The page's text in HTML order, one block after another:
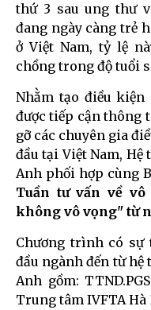
thứ 3 sau ung thư
đang ngày càng trẻ
ở Việt Nam, tỷ lệ
chồng trong độ tuổi
Nhằm tạo điều
được tiếp cận thông
gỡ các chuyên gia
đầu tại Việt Nam,
Anh phối hợp cùng
Tuần tư vấn về
không vô vọng" từ
Chương trình có sự
đầu ngành đến từ
Anh gồm:
Trung tâm IVFTA Hà